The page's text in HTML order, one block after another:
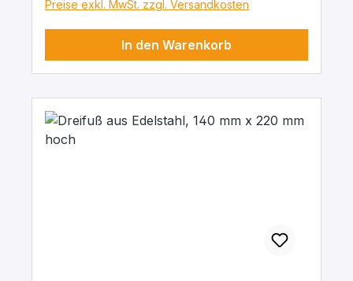
Preise exkl. MwSt. zzgl. Versandkosten
In den Warenkorb